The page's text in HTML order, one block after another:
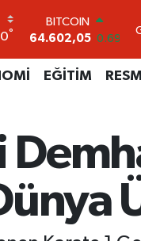
°
BITCOIN
64.602,05 0.69
47,6006
GRAM ALTIN
6513.94
0.32
13.768
48
EĞİTİM